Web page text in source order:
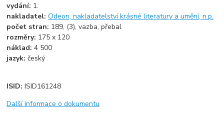
vydání: 1.
nakladatel:Odeon, nakladatelství krásné literatury a umění, n.p.
počet stran: 189, (3), vazba, přebal
rozměry: 175 x 120
náklad:4 500
jazyk:český
ISID:ISID161248
Další informace o dokumentu